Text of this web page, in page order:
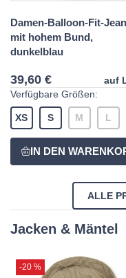
Damen-Balloon-Fit-
mit hohem Bund,
dunkelblau
39,60 €
auf
Verfügbare Größen:
XS S M L
ALLE
Jacken & Mäntel
-20 %